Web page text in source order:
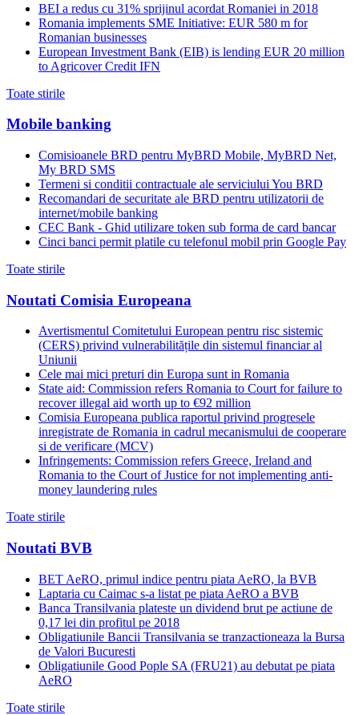
BEI a redus cu 31% sprijinul acordat Romaniei in 2018
Romania implements SME Initiative: EUR 580 m for
Romanian businesses
European Investment Bank (EIB) is lending EUR 20 million
to Agricover Credit IFN
Toate stirile
Mobile banking
Comisioanele BRD pentru MyBRD Mobile, MyBRD Net,
My BRD SMS
Termeni si conditii contractuale ale serviciului You BRD
Recomandari de securitate ale BRD pentru utilizatorii de
internet/mobile banking
CEC Bank - Ghid utilizare token sub forma de card bancar
Cinci banci permit platile cu telefonul mobil prin Google Pay
Toate stirile
Noutati Comisia Europeana
Avertismentul Comitetului European pentru risc sistemic
(CERS) privind vulnerabilitățile din sistemul financiar al
Uniunii
Cele mai mici preturi din Europa sunt in Romania
State aid: Commission refers Romania to Court for failure to
recover illegal aid worth up to €92 million
Comisia Europeana publica raportul privind progresele
inregistrate de Romania in cadrul mecanismului de cooperare
si de verificare (MCV)
Infringements: Commission refers Greece, Ireland and
Romania to the Court of Justice for not implementing anti-
money laundering rules
Toate stirile
Noutati BVB
BET AeRO, primul indice pentru piata AeRO, la BVB
Laptaria cu Caimac s-a listat pe piata AeRO a BVB
Banca Transilvania plateste un dividend brut pe actiune de
0,17 lei din profitul pe 2018
Obligatiunile Bancii Transilvania se tranzactioneaza la Bursa
de Valori Bucuresti
Obligatiunile Good Pople SA (FRU21) au debutat pe piata
AeRO
Toate stirile